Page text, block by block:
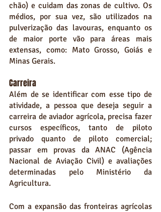
chão) e cuidam das zonas de cultivo. Os
médios, por sua vez, são utilizados na
pulverização das lavouras, enquanto os
de maior porte vão para áreas mais
extensas, como: Mato Grosso, Goiás e
Minas Gerais.
Carreira
Além de se identificar com esse tipo de
atividade, a pessoa que deseja seguir a
carreira de aviador agrícola, precisa fazer
cursos específicos, tanto de piloto
privado quanto de piloto comercial;
passar em provas da ANAC (Agência
Nacional de Aviação Civil) e avaliações
determinadas pelo Ministério da
Agricultura.
Com a expansão das fronteiras agrícolas